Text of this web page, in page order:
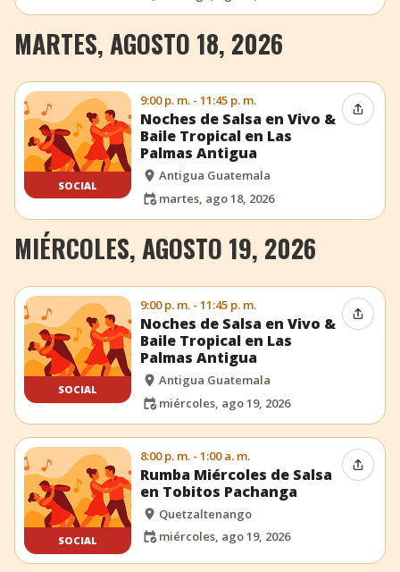
MARTES, AGOSTO 18, 2026
SOCIAL
9:00 p. m. - 11:45 p. m.
Noches de Salsa en Vivo &
Baile Tropical en Las
Palmas Antigua
Antigua Guatemala
martes, ago 18, 2026
MIÉRCOLES, AGOSTO 19, 2026
SOCIAL
9:00 p. m. - 11:45 p. m.
Noches de Salsa en Vivo &
Baile Tropical en Las
Palmas Antigua
Antigua Guatemala
miércoles, ago 19, 2026
SOCIAL
8:00 p. m. - 1:00 a. m.
Rumba Miércoles de Salsa
en Tobitos Pachanga
Quetzaltenango
miércoles, ago 19, 2026